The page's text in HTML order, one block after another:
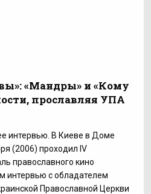
«Мандры» и «Кому
прославляя УПА
интервью. В Киеве в Доме
(2006) проходил IV
православного кино
интервью с обладателем
Православной Церкви